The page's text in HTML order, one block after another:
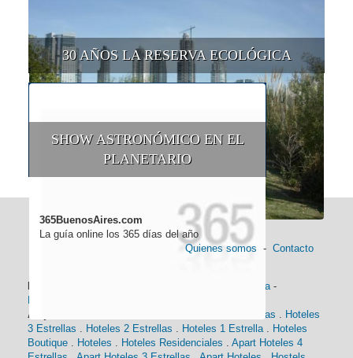
30 AÑOS LA RESERVA ECOLÓGICA
SHOW ASTRONÓMICO EN EL
PLANETARIO
365BuenosAires.com
La guía online los 365 días del año
Quienes somos - Contacto
Historia-
Alojamiento:
Hoteles 4 Estrellas . Hoteles
3 Estrellas . Hoteles 2 Estrellas . Hoteles 1 Estrella. Hoteles
Boutique . Hoteles . Hoteles Residenciales . Apart Hoteles 4